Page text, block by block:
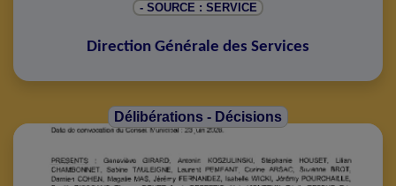
- SOURCE : SERVICE
Direction Générale des Services
Délibérations - Décisions